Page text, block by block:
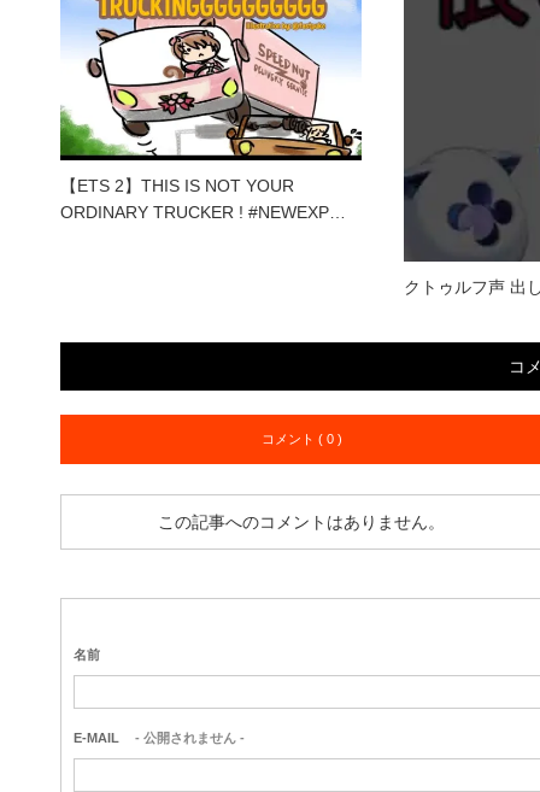
【ETS 2】THIS IS NOT YOUR
ORDINARY TRUCKER ! #NEWEXP…
クトゥルフ声 出
コ
コメント ( 0 )
この記事へのコメントはありません。
名前
E-MAIL - 公開されません -